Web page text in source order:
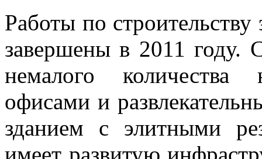
Работы по
завершены в 2011 году.
немалого количества
офисами и
зданием с элитными
имеет развитую